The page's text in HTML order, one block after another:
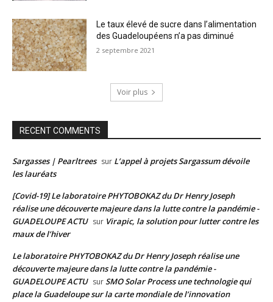
Le taux élevé de sucre dans l’alimentation
des Guadeloupéens n’a pas diminué
2 septembre 2021
Voir plus
RECENT COMMENTS
Sargasses | Pearltrees sur L’appel à projets Sargassum dévoile
les lauréats
[Covid-19] Le laboratoire PHYTOBOKAZ du Dr Henry Joseph
réalise une découverte majeure dans la lutte contre la pandémie -
GUADELOUPE ACTU sur Virapic, la solution pour lutter contre les
maux de l’hiver
Le laboratoire PHYTOBOKAZ du Dr Henry Joseph réalise une
découverte majeure dans la lutte contre la pandémie -
GUADELOUPE ACTU surSMO Solar Process une technologie qui
place la Guadeloupe sur la carte mondiale de l’innovation